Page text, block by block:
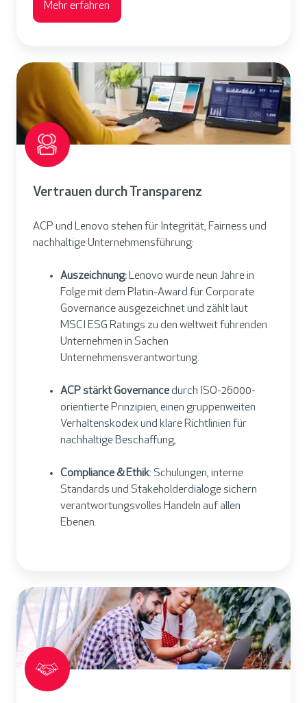
Mehr erfahren
Vertrauen durch Transparenz
ACP und Lenovo stehen für Integrität, Fairness und
nachhaltige Unternehmensführung:
Auszeichnung: Lenovo wurde neun Jahre in
Folge mit dem Platin-Award für Corporate
Governance ausgezeichnet und zählt laut
MSCI ESG Ratings zu den weltweit führenden
Unternehmen in Sachen
Unternehmensverantwortung.
ACP stärkt Governance durch ISO-26000-
orientierte Prinzipien, einen gruppenweiten
Verhaltenskodex und klare Richtlinien für
nachhaltige Beschaffung,
Compliance & Ethik: Schulungen, interne
Standards und Stakeholderdialoge sichern
verantwortungsvolles Handeln auf allen
Ebenen.